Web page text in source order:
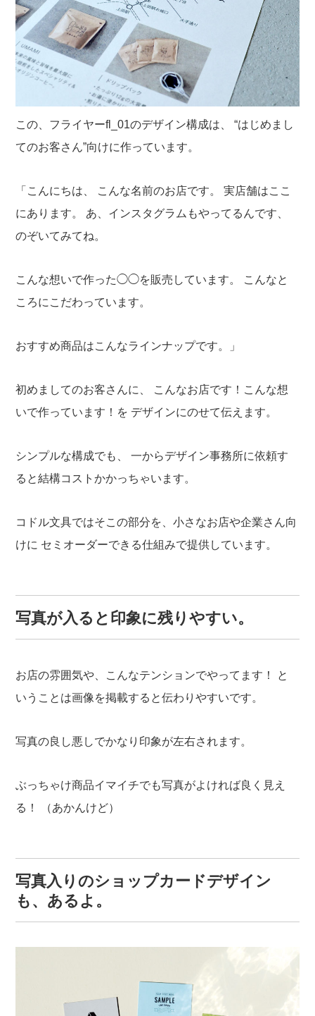
この、フライヤーfl_01のデザイン構成は、
“はじめまし
てのお客さん”向けに作っています。
「こんにちは、 こんな名前のお店です。
実店舗はここ
にあります。
あ、インスタグラムもやってるんです、
のぞいてみてね。
こんな想いで作った◯◯を販売しています。
こんなと
ころにこだわっています。
おすすめ商品はこんなラインナップです。」
初めましてのお客さんに、
こんなお店です！こんな想
いで作っています！を デザインにのせて伝えます。
シンプルな構成でも、
一からデザイン事務所に依頼す
ると結構コストかかっちゃいます。
コドル文具ではそこの部分を、小さなお店や企業さん向
けに セミオーダーできる仕組みで提供しています。
写真が入ると印象に残りやすい。
お店の雰囲気や、こんなテンションでやってます！
と
いうことは画像を掲載すると伝わりやすいです。
写真の良し悪しでかなり印象が左右されます。
ぶっちゃけ商品イマイチでも写真がよければ良く見え
る！
（あかんけど）
写真入りのショップカードデザイン
も、あるよ。